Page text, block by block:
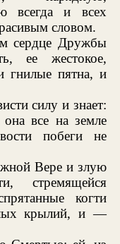
всегда и всех
словом.
сердце Дружбы
ее жестокое,
гнилые пятна, и
силу и знает:
все на земле
побеги не
Вере и злую
стремящейся
когти
крылий, и —